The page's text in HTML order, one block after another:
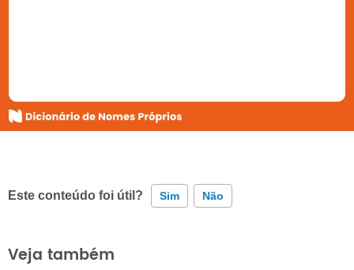
Este conteúdo foi útil? Sim Não
Este conteúdo contém informação incorreta
Veja também